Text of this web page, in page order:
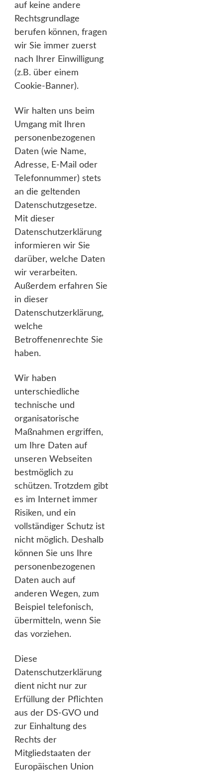
auf keine andere
Rechtsgrundlage
berufen können, fragen
wir Sie immer zuerst
nach Ihrer Einwilligung
(z.B. über einem
Cookie-Banner).
Wir halten uns beim
Umgang mit Ihren
personenbezogenen
Daten (wie Name,
Adresse, E-Mail oder
Telefonnummer) stets
an die geltenden
Datenschutzgesetze.
Mit dieser
Datenschutzerklärung
informieren wir Sie
darüber, welche Daten
wir verarbeiten.
Außerdem erfahren Sie
in dieser
Datenschutzerklärung,
welche
Betroffenenrechte Sie
haben.
Wir haben
unterschiedliche
technische und
organisatorische
Maßnahmen ergriffen,
um Ihre Daten auf
unseren Webseiten
bestmöglich zu
schützen. Trotzdem gibt
es im Internet immer
Risiken, und ein
vollständiger Schutz ist
nicht möglich. Deshalb
können Sie uns Ihre
personenbezogenen
Daten auch auf
anderen Wegen, zum
Beispiel telefonisch,
übermitteln, wenn Sie
das vorziehen.
Diese
Datenschutzerklärung
dient nicht nur zur
Erfüllung der Pflichten
aus der DS-GVO und
zur Einhaltung des
Rechts der
Mitgliedstaaten der
Europäischen Union